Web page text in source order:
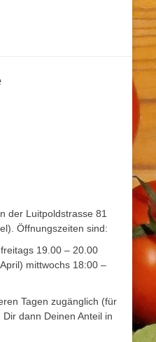
der Luitpoldstrasse 81
Öffnungszeiten sind:
19.00 – 20.00
mittwochs 18:00 –
Tagen zugänglich (für
dann Deinen Anteil in